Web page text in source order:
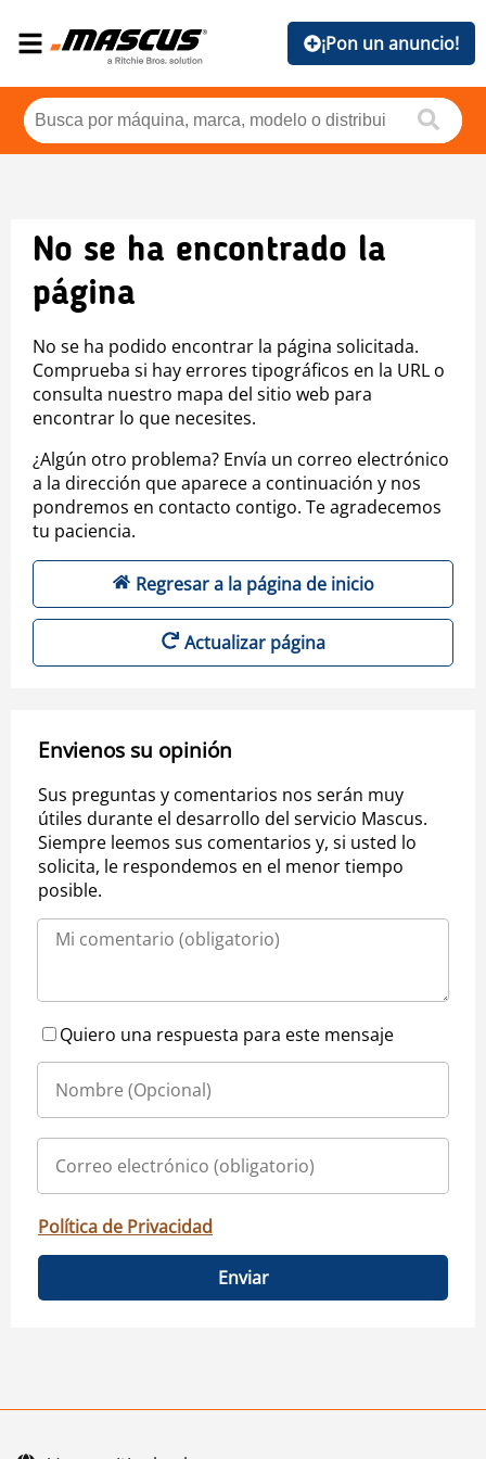
¡Pon un anuncio!
No se ha encontrado la
página
No se ha podido encontrar la página solicitada.
Comprueba si hay errores tipográficos en la URL o
consulta nuestro mapa del sitio web para
encontrar lo que necesites.
¿Algún otro problema? Envía un correo electrónico
a la dirección que aparece a continuación y nos
pondremos en contacto contigo. Te agradecemos
tu paciencia.
Regresar a la página de inicio
Actualizar página
Envienos su opinión
Sus preguntas y comentarios nos serán muy
útiles durante el desarrollo del servicio Mascus.
Siempre leemos sus comentarios y, si usted lo
solicita, le respondemos en el menor tiempo
posible.
Quiero una respuesta para este mensaje
Política de Privacidad
Enviar